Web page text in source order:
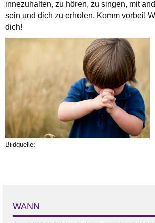
innezuhalten, zu hören, zu singen, mit
sein und dich zu erholen. Komm vorbei!
dich!
Bildquelle:
WANN